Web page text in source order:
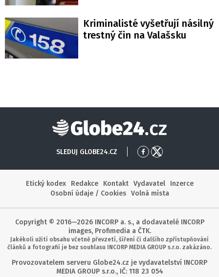
Kriminalisté vyšetřují násilný
trestný čin na Valašsku
Globe24
SLEDUJ GLOBE24.CZ
PřejítPřejít
Etický kodex
Redakce Kontakt Vydavatel
Inzerce
Osobní údaje / Cookies
Volná místa
Copyright © 2016—2026 INCORP a. s., a dodavatelé INCORP
images, Profimedia a ČTK.
Jakékoli užití obsahu včetně převzetí, šíření či dalšího zpřístupňování
článků a fotografií je bez souhlasu INCORP MEDIA GROUP s.r.o. zakázáno.
Provozovatelem serveru Globe24.cz je vydavatelství INCORP
MEDIA GROUP s.r.o., IČ: 118 23 054